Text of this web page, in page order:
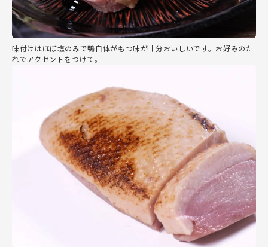
味付けはほぼ塩のみで鴨自体がもつ味が十分おいしいです。お好みのた
れでアクセントをつけて。